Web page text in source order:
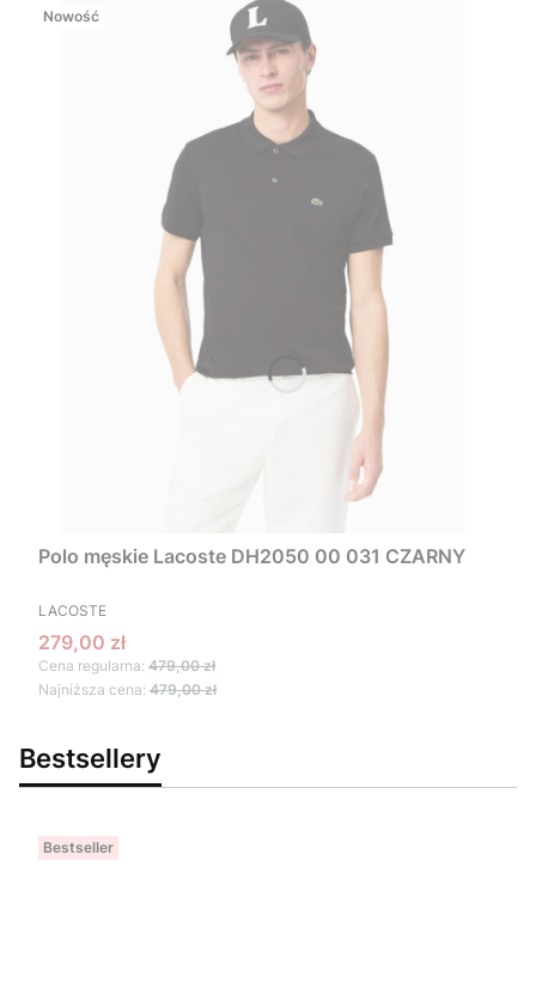
Nowość
Polo męskie Lacoste DH2050 00 031 CZARNY
PRODUCENT
LACOSTE
Cena promocyjna
279,00 zł
Cena regularna: 479,00 zł
Najniższa cena: 479,00 zł
Bestsellery
Bestseller